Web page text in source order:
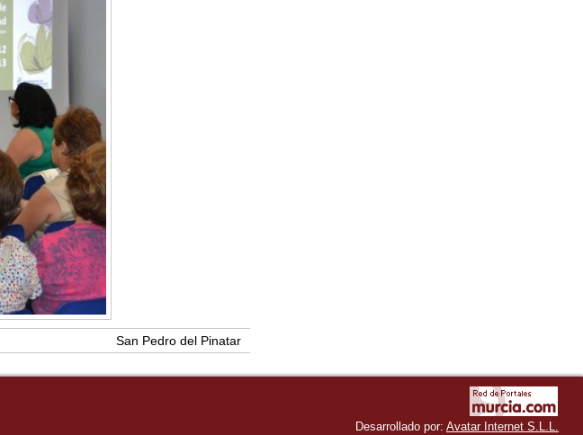
San Pedro del Pinatar
Desarrollado por: Avatar Internet S.L.L.